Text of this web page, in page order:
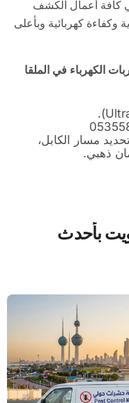
كافة أعمال الكشف
وكفاءة كهربائية وبأعلى
الكهرباء في الملقا
مسار الكابل،
ذهبي.
بأحدث